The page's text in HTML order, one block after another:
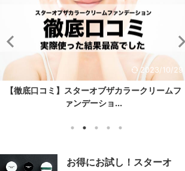
2023/10/29
【徹底口コミ】スターオブザカラークリームフ
ァンデーショ...
お得にお試し！スターオ
2023/10/29
お得にお試し！スターオブザカラートライアル
キット口コミ...